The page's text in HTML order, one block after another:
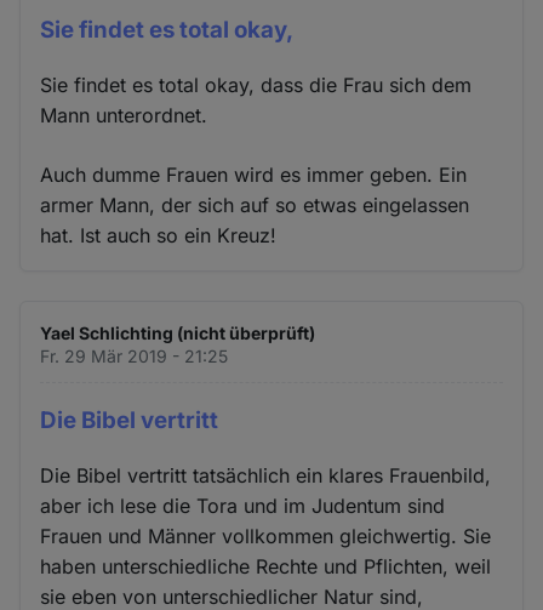
Sie findet es total okay,
Sie findet es total okay, dass die Frau sich dem
Mann unterordnet.
Auch dumme Frauen wird es immer geben. Ein
armer Mann, der sich auf so etwas eingelassen
hat. Ist auch so ein Kreuz!
Yael Schlichting (nicht überprüft)
Fr. 29 Mär 2019 - 21:25
Die Bibel vertritt
Die Bibel vertritt tatsächlich ein klares Frauenbild,
aber ich lese die Tora und im Judentum sind
Frauen und Männer vollkommen gleichwertig. Sie
haben unterschiedliche Rechte und Pflichten, weil
sie eben von unterschiedlicher Natur sind,